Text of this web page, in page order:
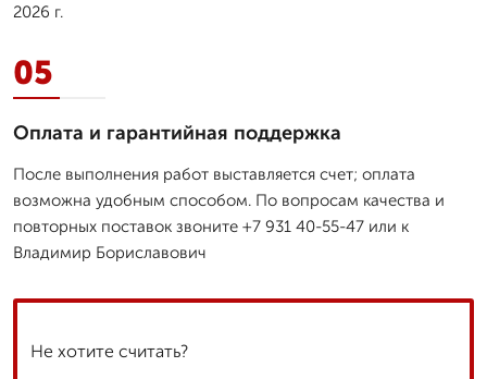
2026 г.
05
Оплата и гарантийная поддержка
После выполнения работ выставляется счет; оплата
возможна удобным способом. По вопросам качества и
повторных поставок звоните +7 931 40-55-47 или к
Владимир Бориславович
Не хотите считать?